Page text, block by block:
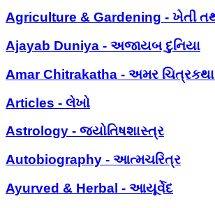
Agriculture & Gardening - ખેતી
Ajayab Duniya - અજાયબ દુનિયા
Amar Chitrakatha - અમર
Articles - લેખો
Astrology - જ્યોતિષશાસ્ત્ર
Autobiography - આત્મચરિત્ર
Ayurved & Herbal - આયૂર્વેદ